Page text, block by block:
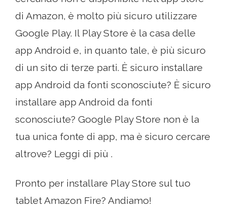
di Amazon, è molto più sicuro utilizzare
Google Play. Il Play Store è la casa delle
app Android e, in quanto tale, è più sicuro
di un sito di terze parti. È sicuro installare
app Android da fonti sconosciute? È sicuro
installare app Android da fonti
sconosciute? Google Play Store non è la
tua unica fonte di app, ma è sicuro cercare
altrove? Leggi di più .
Pronto per installare Play Store sul tuo
tablet Amazon Fire? Andiamo!